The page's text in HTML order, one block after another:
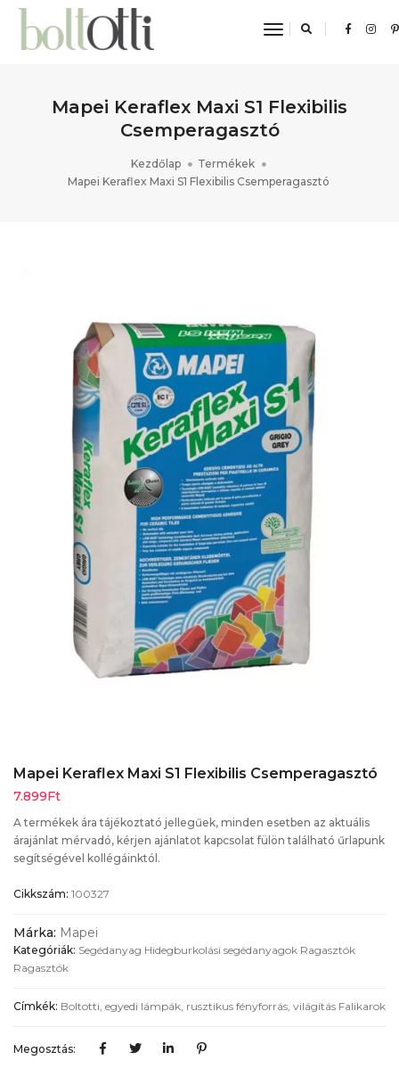
toggle
Mapei Keraflex Maxi S1 Flexibilis
Csemperagasztó
Kezdőlap
Termékek
Mapei Keraflex Maxi S1 Flexibilis Csemperagasztó
Mapei Keraflex Maxi S1 Flexibilis Csemperagasztó
7.899Ft
A termékek ára tájékoztató jellegűek, minden esetben az aktuális
árajánlat mérvadó, kérjen ajánlatot kapcsolat fülön található űrlapunk
segítségével kollégáinktól.
Cikkszám: 100327
Márka: Mapei
Kategóriák: Segédanyag Hidegburkolási segédanyagok Ragasztók
Ragasztók
Címkék: Boltotti, egyedi lámpák, rusztikus fényforrás, világítás Falikarok
Megosztás: